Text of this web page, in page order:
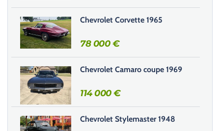
Chevrolet Corvette 1965
78 000€
Chevrolet Camaro coupe 1969
114 000€
Chevrolet Stylemaster 1948